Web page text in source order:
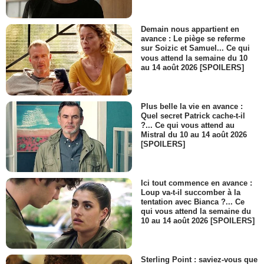
Demain nous appartient en
avance : Le piège se referme
sur Soizic et Samuel... Ce qui
vous attend la semaine du 10
au 14 août 2026 [SPOILERS]
Plus belle la vie en avance :
Quel secret Patrick cache-t-il
?... Ce qui vous attend au
Mistral du 10 au 14 août 2026
[SPOILERS]
Ici tout commence en avance :
Loup va-t-il succomber à la
tentation avec Bianca ?... Ce
qui vous attend la semaine du
10 au 14 août 2026 [SPOILERS]
Sterling Point : saviez-vous que